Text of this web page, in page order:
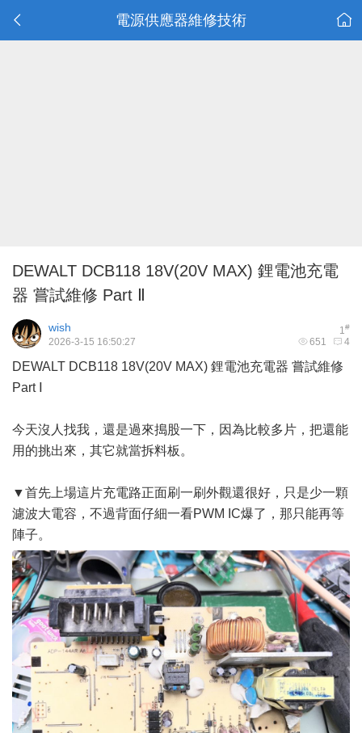
電源供應器維修技術
DEWALT DCB118 18V(20V MAX) 鋰電池充電
器 嘗試維修 Part Ⅱ
1#
wish
651 4
2026-3-15 16:50:27
DEWALT DCB118 18V(20V MAX) 鋰電池充電器 嘗試維修
Part Ⅰ
今天沒人找我，還是過來搗股一下，因為比較多片，把還能
用的挑出來，其它就當拆料板。
▼首先上場這片充電路正面刷一刷外觀還很好，只是少一顆
濾波大電容，不過背面仔細一看PWM IC爆了，那只能再等
陣子。